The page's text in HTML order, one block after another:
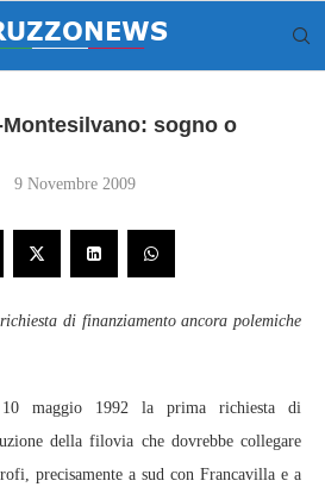
sogno o
9 Novembre 2009
di finanziamento ancora polemiche
maggio 1992 la prima richiesta di
della filovia che dovrebbe collegare
precisamente a sud con Francavilla e a